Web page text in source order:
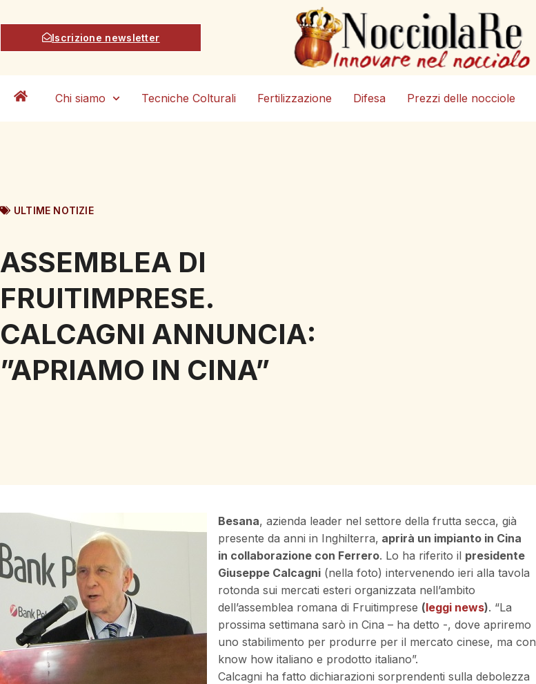
Iscrizione newsletter
Chi siamo Tecniche Colturali Fertilizzazione Difesa Prezzi delle nocciole
ULTIME NOTIZIE
ASSEMBLEA DI
FRUITIMPRESE.
CALCAGNI ANNUNCIA:
”APRIAMO IN CINA”
Besana, azienda leader nel settore della frutta secca, già
presente da anni in Inghilterra, aprirà un impianto in Cina
in collaborazione con Ferrero. Lo ha riferito il presidente
Giuseppe Calcagni (nella foto) intervenendo ieri alla tavola
rotonda sui mercati esteri organizzata nell’ambito
dell’assemblea romana di Fruitimprese (leggi news). “La
prossima settimana sarò in Cina – ha detto -, dove apriremo
uno stabilimento per produrre per il mercato cinese, ma con
know how italiano e prodotto italiano”.
Calcagni ha fatto dichiarazioni sorprendenti sulla debolezza